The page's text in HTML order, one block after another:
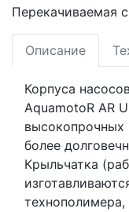
Перекачиваемая
Описание
Корпуса
AquamotoR AR
высокопрочных
более
Крыльчатка